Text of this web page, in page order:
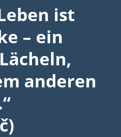
ist
– ein
anderen